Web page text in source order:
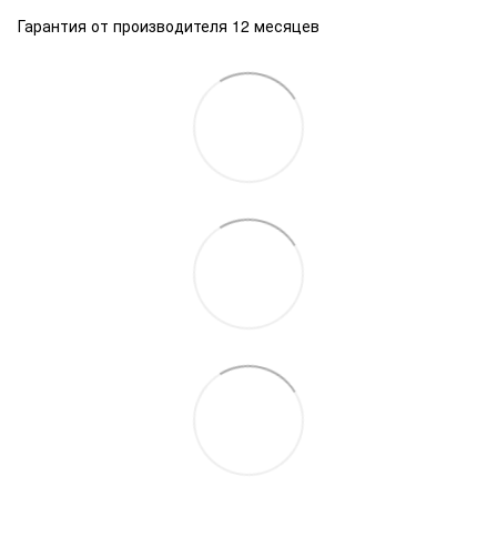
Гарантия от производителя 12 месяцев